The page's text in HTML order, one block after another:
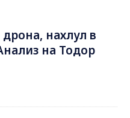
нахлул в
на Тодор